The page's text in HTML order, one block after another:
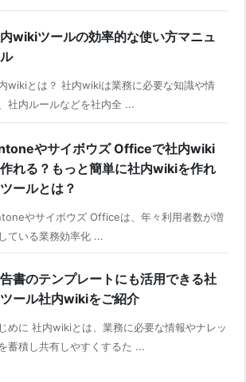
wikiツールの効率的な使い方マニュ
wikiとは？ 社内wikiは業務に必要な知識や情
社内ルールなどを社内全 ...
やサイボウズ Officeで社内wiki
れる？もっと簡単に社内wikiを作れ
ールとは？
やサイボウズ Officeは、年々利用者数が増
ている業務効率化 ...
書のテンプレートにも活用できる社
ール社内wikiをご紹介
めに 社内wikiとは、業務に必要な情報やナレッ
蓄積し共有しやすくするた ...